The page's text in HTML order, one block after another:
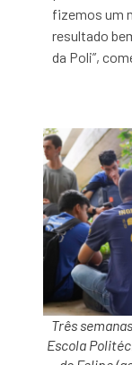
fizemos um
resultado
da Poli”,
Três
Escola